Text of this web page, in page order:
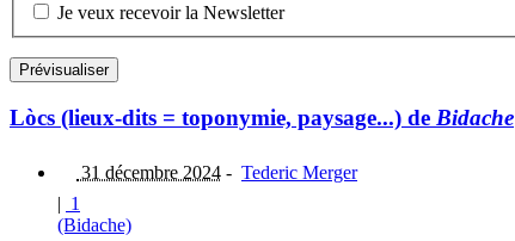
Je veux recevoir la Newsletter
Lòcs (lieux-dits = toponymie, paysage...) de Bidache
31 décembre 2024 - Tederic Merger
| 1
(Bidache)